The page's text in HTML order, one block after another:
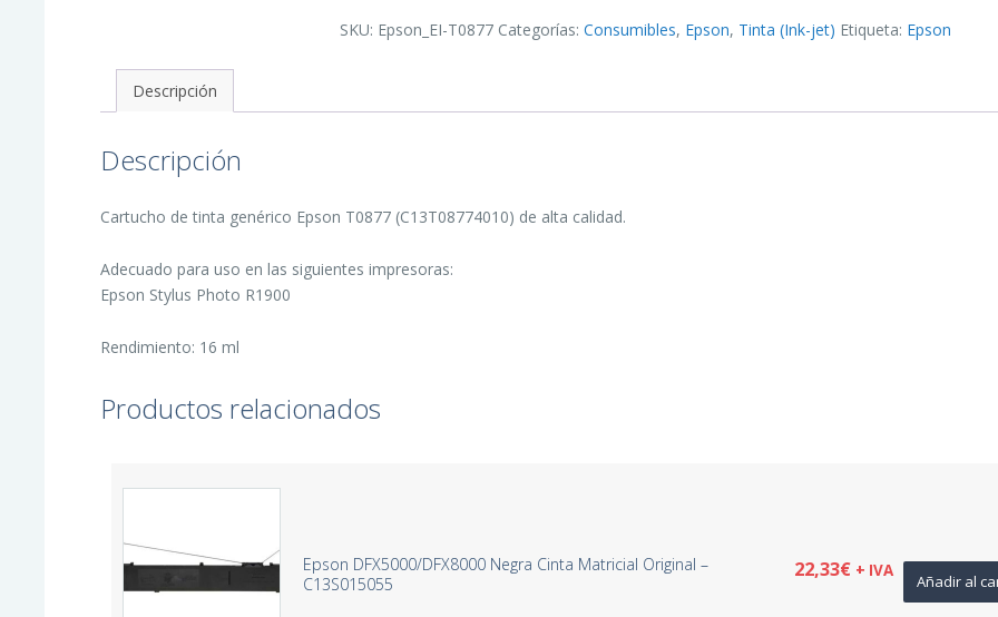
Tinta
cantidad
SKU: Epson_EI-T0877 Categorías:Consumibles, Epson, Tinta (Ink-jet) Etiqueta: Epson
Descripción
Descripción
Cartucho de tinta genérico Epson T0877 (C13T08774010) de alta calidad.
Adecuado para uso en las siguientes impresoras:
Epson Stylus Photo R1900
Rendimiento: 16 ml
Productos relacionados
Epson DFX5000/DFX8000 Negra Cinta Matricial Original –
C13S015055
22,33€ + IVA
Añadir al